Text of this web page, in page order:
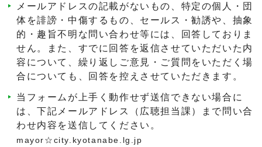
メールアドレスの記載がないもの、特定の個人・団
体を誹謗・中傷するもの、セールス・勧誘や、抽象
的・趣旨不明な問い合わせ等には、回答しておりま
せん。また、すでに回答を返信させていただいた内
容について、繰り返しご意見・ご質問をいただく場
合についても、回答を控えさせていただきます。
当フォームが上手く動作せず送信できない場合に
は、下記メールアドレス（広聴担当課）まで問い合
わせ内容を送信してください。
mayor☆city.kyotanabe.lg.jp